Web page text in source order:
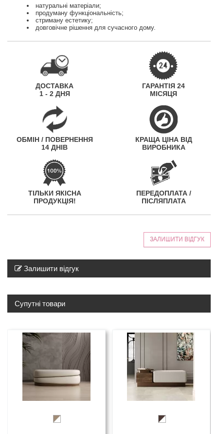
натуральні матеріали;
продуману функціональність;
стриману естетику;
довговічне рішення для сучасного дому.
ДОСТАВКА
1 - 2 ДНЯ
ГАРАНТІЯ 24
МІСЯЦЯ
ОБМІН / ПОВЕРНЕННЯ
14 ДНІВ
КРАЩА ЦІНА ВІД
ВИРОБНИКА
ТІЛЬКИ ЯКІСНА
ПРОДУКЦІЯ!
ПЕРЕДОПЛАТА /
ПІСЛЯПЛАТА
ЗАЛИШИТИ ВІДГУК
Залишити відгук
Супутні товари